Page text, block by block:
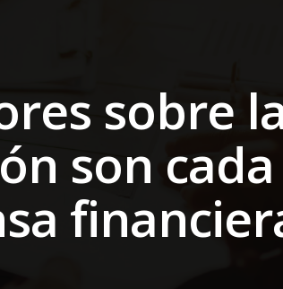
sobre
son cada